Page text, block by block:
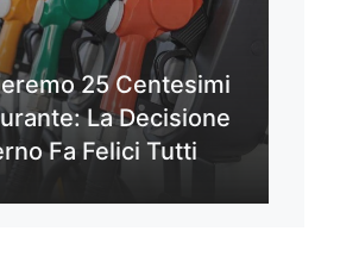
25 Centesimi
La Decisione
Fa Felici Tutti